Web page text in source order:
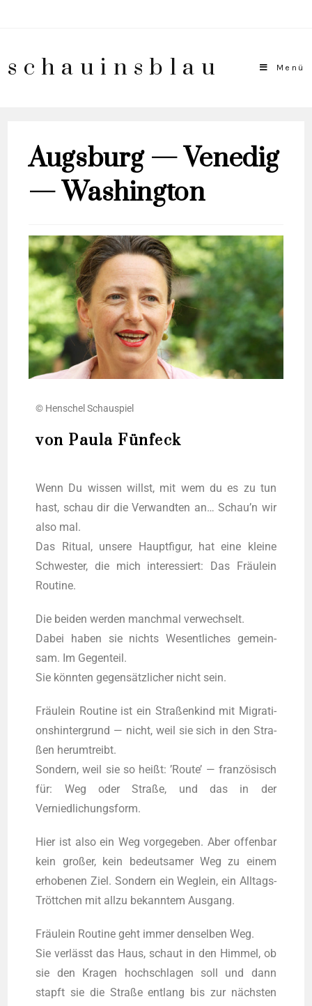
schauinsblau Menü
Augsburg — Venedig
— Washington
© Hen­schel Schauspiel
von Paula Fünfeck
Wenn Du wis­sen willst, mit wem du es zu tun
hast, schau dir die Ver­wand­ten an… Schau’n wir
also mal.
Das Ritu­al, unse­re Haupt­fi­gur, hat eine klei­ne
Schwes­ter, die mich inter­es­siert: Das Fräulein
Routine.
Die bei­den wer­den manch­mal ver­wech­selt.
Dabei haben sie nichts Wesent­li­ches gemein­
sam. Im Gegen­teil.
Sie könnten gegensätzlicher nicht sein.
Fräulein Rou­ti­ne ist ein Stra­ßen­kind mit Migra­ti­
ons­hin­ter­grund — nicht, weil sie sich in den Stra­
ßen her­um­treibt.
Son­dern, weil sie so heißt: ’Rou­te’ — französisch
für: Weg oder Stra­ße, und das in der
Verniedlichungsform.
Hier ist also ein Weg vor­ge­ge­ben. Aber offen­bar
kein gro­ßer, kein bedeut­sa­mer Weg zu einem
erho­be­nen Ziel. Son­dern ein Weg­lein, ein Alltags-
Tröttchen mit all­zu bekann­tem Ausgang.
Fräulein Rou­ti­ne geht immer den­sel­ben Weg.
Sie verlässt das Haus, schaut in den Him­mel, ob
sie den Kra­gen hoch­schla­gen soll und dann
stapft sie die Stra­ße ent­lang bis zur nächsten